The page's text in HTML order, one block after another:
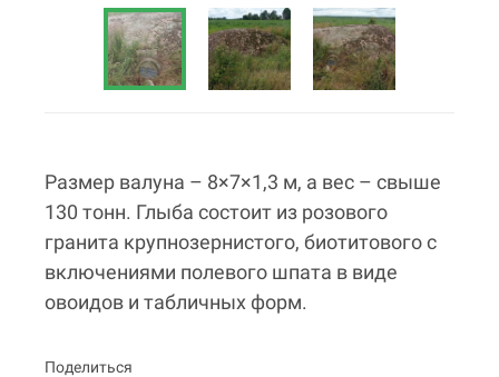
Размер валуна – 8×7×1,3 м, а вес – свыше
130 тонн. Глыба состоит из розового
гранита крупнозернистого, биотитового с
включениями полевого шпата в виде
овоидов и табличных форм.
Поделиться